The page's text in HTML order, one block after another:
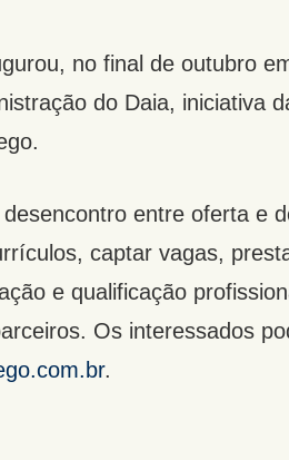
no final de outubro
do Daia, iniciativa
entre oferta e
captar vagas,
e qualificação
Os interessados
.